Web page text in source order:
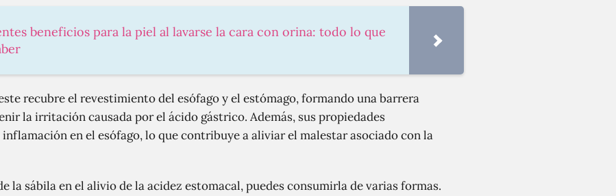
beneficios para la piel al lavarse la cara con orina: todo lo que
recubre el revestimiento del esófago y el estómago, formando una barrera
la irritación causada por el ácido gástrico. Además, sus propiedades
en el esófago, lo que contribuye a aliviar el malestar asociado con la
la sábila en el alivio de la acidez estomacal, puedes consumirla de varias formas.